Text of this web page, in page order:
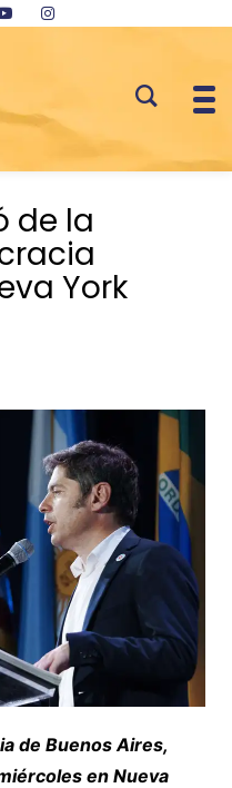
de la
York
de Buenos Aires,
en Nueva